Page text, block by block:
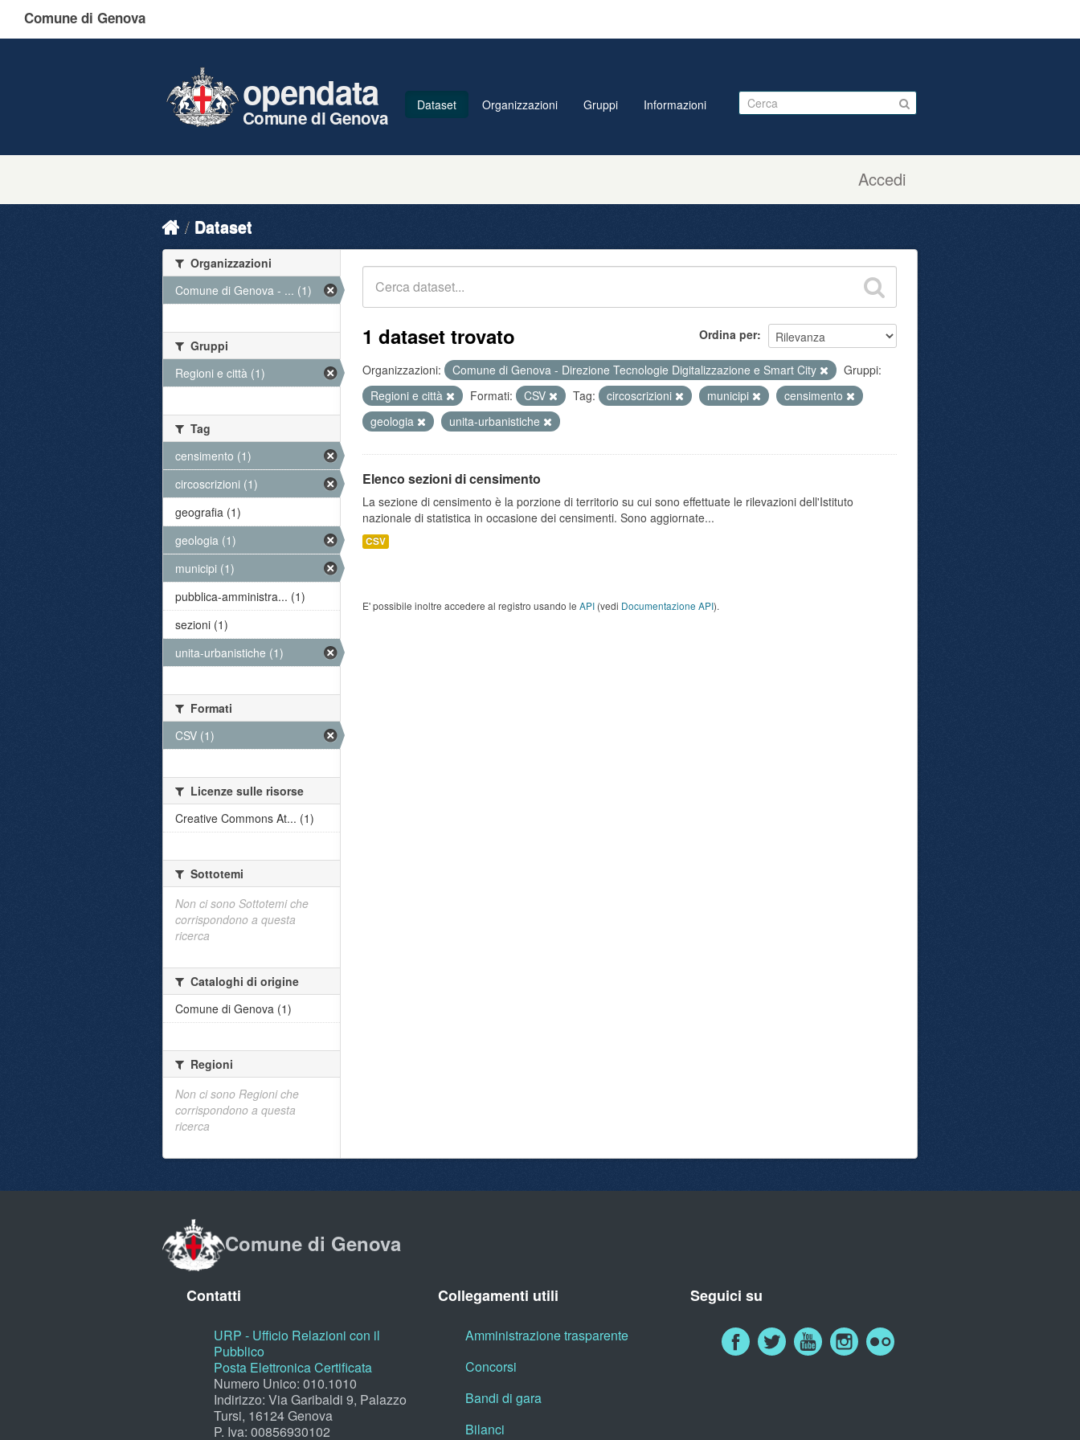
Comune di Genova
Accedi
opendata
Comune di Genova
Dataset Organizzazioni Gruppi Informazioni
Dataset
Ordina per
1 dataset trovato
Organizzazioni: Comune di Genova - Direzione Tecnologie Digitalizzazione e Smart City
Gruppi:
Regioni e città
Formati: CSV Tag: circoscrizioni municipi
censimento
geologia
unita-urbanistiche
Elenco sezioni di censimento
La sezione di censimento è la porzione di territorio su cui sono effettuate le rilevazioni dell'Istituto
nazionale di statistica in occasione dei censimenti. Sono aggiornate...
CSV
E' possibile inoltre accedere al registro usando le API (vedi Documentazione API).
Organizzazioni
Comune di Genova - ... (1)
Gruppi
Regioni e città (1)
Tag
censimento (1)
circoscrizioni (1)
geografia (1)
geologia (1)
municipi (1)
pubblica-amministra... (1)
sezioni (1)
unita-urbanistiche (1)
Formati
CSV (1)
Licenze sulle risorse
Creative Commons At... (1)
Sottotemi
Non ci sono Sottotemi che
corrispondono a questa
ricerca
Cataloghi di origine
Comune di Genova (1)
Regioni
Non ci sono Regioni che
corrispondono a questa
ricerca
Comune di Genova
Contatti
URP - Ufficio Relazioni con il
Pubblico
Posta Elettronica Certificata
Numero Unico: 010.1010
Indirizzo: Via Garibaldi 9, Palazzo
Tursi, 16124 Genova
P. Iva: 00856930102
Collegamenti utili
Amministrazione trasparente
Concorsi
Bandi di gara
Bilanci
Seguici su